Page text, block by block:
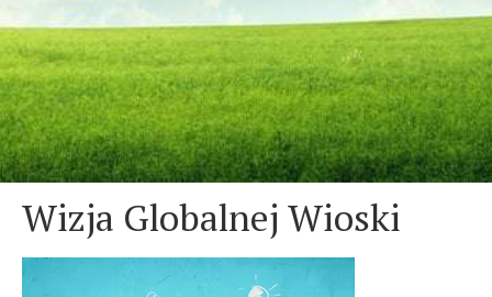
Wizja Globalnej Wioski